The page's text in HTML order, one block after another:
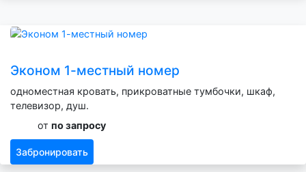
Эконом 1-местный номер
одноместная кровать, прикроватные тумбочки, шкаф,
телевизор, душ.
от по запросу
Забронировать